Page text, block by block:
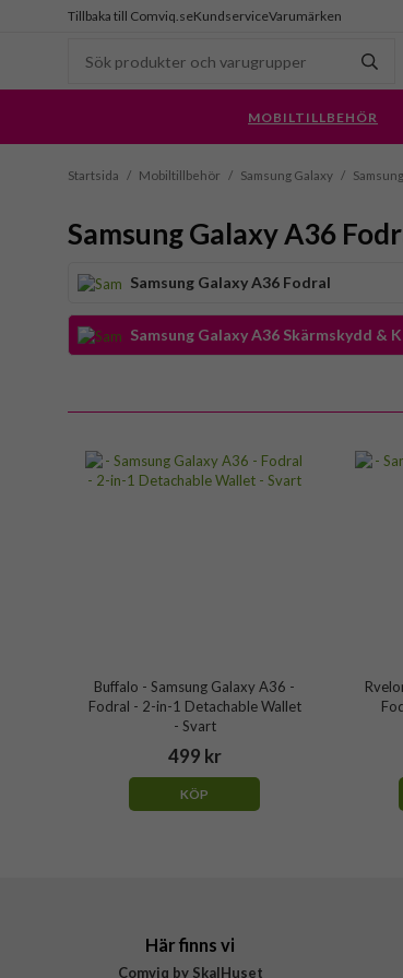
Tillbaka till Comviq.seKundserviceVarumärken
MOBILTILLBEHÖR
Startsida / Mobiltillbehör / Samsung Galaxy /
Samsung Galaxy A36
Samsung Galaxy A36 Fodral
Samsung Galaxy A36 Skärmskydd &
Buffalo - Samsung Galaxy A36 -
Fodral - 2-in-1 Detachable Wallet
- Svart
499 kr
KÖP
Här finns vi
Comviq by SkalHuset